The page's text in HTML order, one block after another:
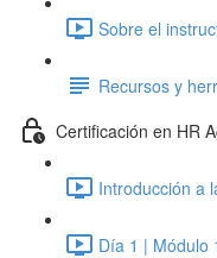
Sobre el
Recursos y
Certificación en HR
Introducción a
Día 1 | Módulo